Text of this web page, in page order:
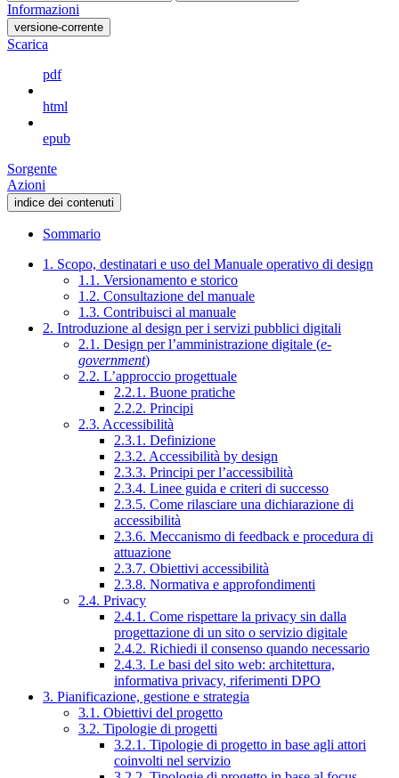
Informazioni
versione-corrente
Scarica
pdf
html
epub
Sorgente
Azioni
indice dei contenuti
Sommario
1. Scopo, destinatari e uso del Manuale operativo di design
1.1. Versionamento e storico
1.2. Consultazione del manuale
1.3. Contribuisci al manuale
2. Introduzione al design per i servizi pubblici digitali
2.1. Design per l’amministrazione digitale (e-
government)
2.2. L’approccio progettuale
2.2.1. Buone pratiche
2.2.2. Principi
2.3. Accessibilità
2.3.1. Definizione
2.3.2. Accessibilità by design
2.3.3. Principi per l’accessibilità
2.3.4. Linee guida e criteri di successo
2.3.5. Come rilasciare una dichiarazione di
accessibilità
2.3.6. Meccanismo di feedback e procedura di
attuazione
2.3.7. Obiettivi accessibilità
2.3.8. Normativa e approfondimenti
2.4. Privacy
2.4.1. Come rispettare la privacy sin dalla
progettazione di un sito o servizio digitale
2.4.2. Richiedi il consenso quando necessario
2.4.3. Le basi del sito web: architettura,
informativa privacy, riferimenti DPO
3. Pianificazione, gestione e strategia
3.1. Obiettivi del progetto
3.2. Tipologie di progetti
3.2.1. Tipologie di progetto in base agli attori
coinvolti nel servizio